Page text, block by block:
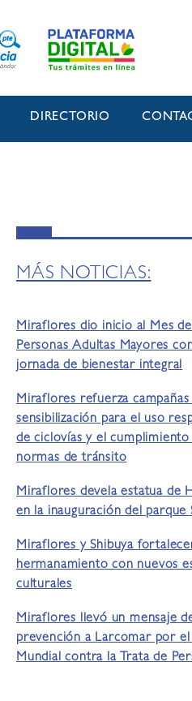
DIRECTORIO
MÁS NOTICIAS:
Miraflores dio inicio al Mes
Personas Adultas Mayores
jornada de bienestar integral
Miraflores refuerza campañas
sensibilización para el uso
de ciclovías y el cumplimiento
normas de tránsito
Miraflores devela estatua de
en la inauguración del parque
Miraflores y Shibuya
hermanamiento con nuevos
culturales
Miraflores llevó un mensaje
prevención a Larcomar por
Mundial contra la Trata de